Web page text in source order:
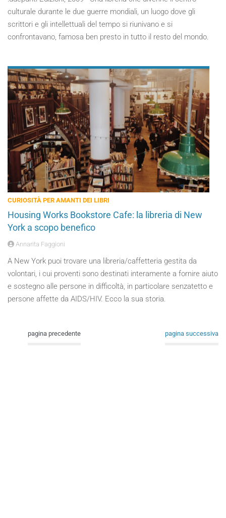
culturale durante le due guerre mondiali, un luogo dove gli
scrittori e gli intellettuali del tempo si riunivano e si
confrontavano, famosa ben presto in tutto il resto del mondo.
CURIOSITÀ PER AMANTI DEI LIBRI
Housing Works Bookstore Cafe: la libreria di New
York a scopo benefico
Annarita Faggioni
A New York puoi trovare una libreria/caffetteria gestita da
volontari, i cui proventi sono destinati interamente a fornire aiuto
e sostegno alle persone in difficoltà, in particolare senzatetto e
persone affette da AIDS/HIV. Ecco la sua storia.
pagina precedente pagina successiva